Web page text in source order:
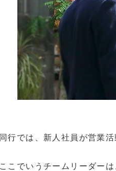
同行では、新人社員が営業
ここでいうチームリーダー